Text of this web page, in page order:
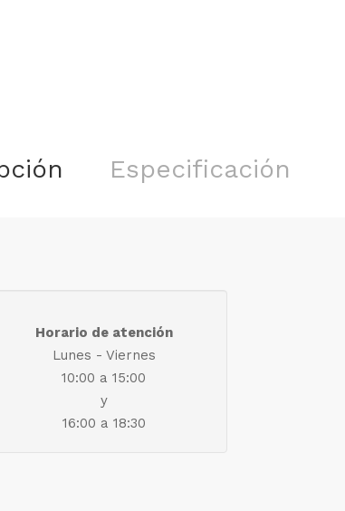
Especificación
Horario de atención
Lunes - Viernes
10:00 a 15:00
y
16:00 a 18:30